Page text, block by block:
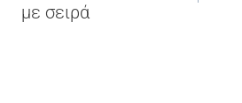
με σειρά